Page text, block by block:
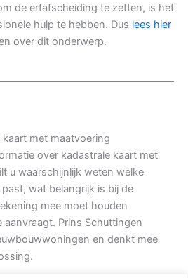
de erfafscheiding te zetten, is het
hulp te hebben. Dus lees hier
over dit onderwerp.
met maatvoering
over kadastrale kaart met
u waarschijnlijk weten welke
wat belangrijk is bij de
mee moet houden
Prins Schuttingen
en denkt mee